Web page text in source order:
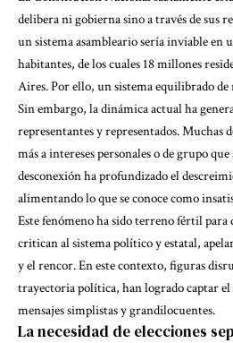
delibera ni gobierna sino a través de sus
un sistema asambleario sería inviable en
habitantes, de los cuales 18 millones
Aires. Por ello, un sistema equilibrado
Sin embargo, la dinámica actual ha
representantes y representados. Muchas
más a intereses personales o de grupo
desconexión ha profundizado el
alimentando lo que se conoce como
Este fenómeno ha sido terreno fértil
critican al sistema político y estatal,
y el rencor. En este contexto, figuras
trayectoria política, han logrado captar el
mensajes simplistas y grandilocuentes.
La necesidad de elecciones